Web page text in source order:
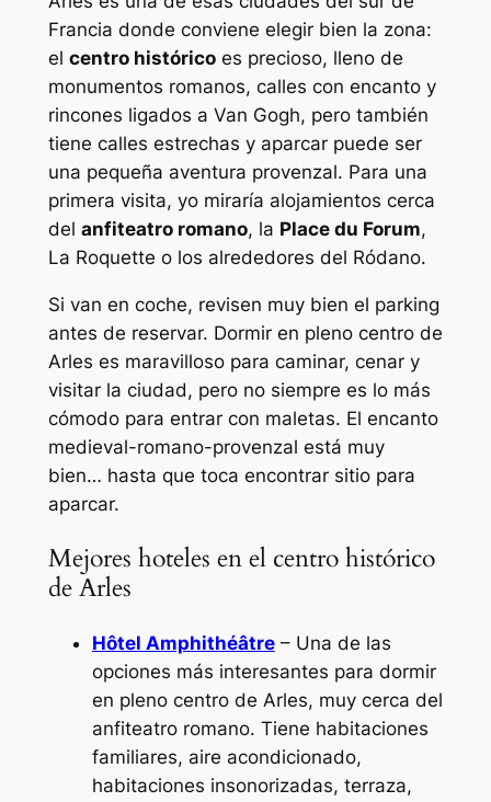
Francia donde conviene elegir bien la zona:
el centro históricoes precioso, lleno de
monumentos romanos, calles con encanto y
rincones ligados a Van Gogh, pero también
tiene calles estrechas y aparcar puede ser
una pequeña aventura provenzal. Para una
primera visita, yo miraría alojamientos cerca
del anfiteatro romano, la Place du Forum,
La Roquette o los alrededores del Ródano.
Si van en coche, revisen muy bien el parking
antes de reservar. Dormir en pleno centro de
Arles es maravilloso para caminar, cenar y
visitar la ciudad, pero no siempre es lo más
cómodo para entrar con maletas. El encanto
medieval-romano-provenzal está muy
bien… hasta que toca encontrar sitio para
aparcar.
Mejores hoteles en el centro histórico
de Arles
Hôtel Amphithéâtre– Una de las
opciones más interesantes para dormir
en pleno centro de Arles, muy cerca del
anfiteatro romano. Tiene habitaciones
familiares, aire acondicionado,
habitaciones insonorizadas, terraza,